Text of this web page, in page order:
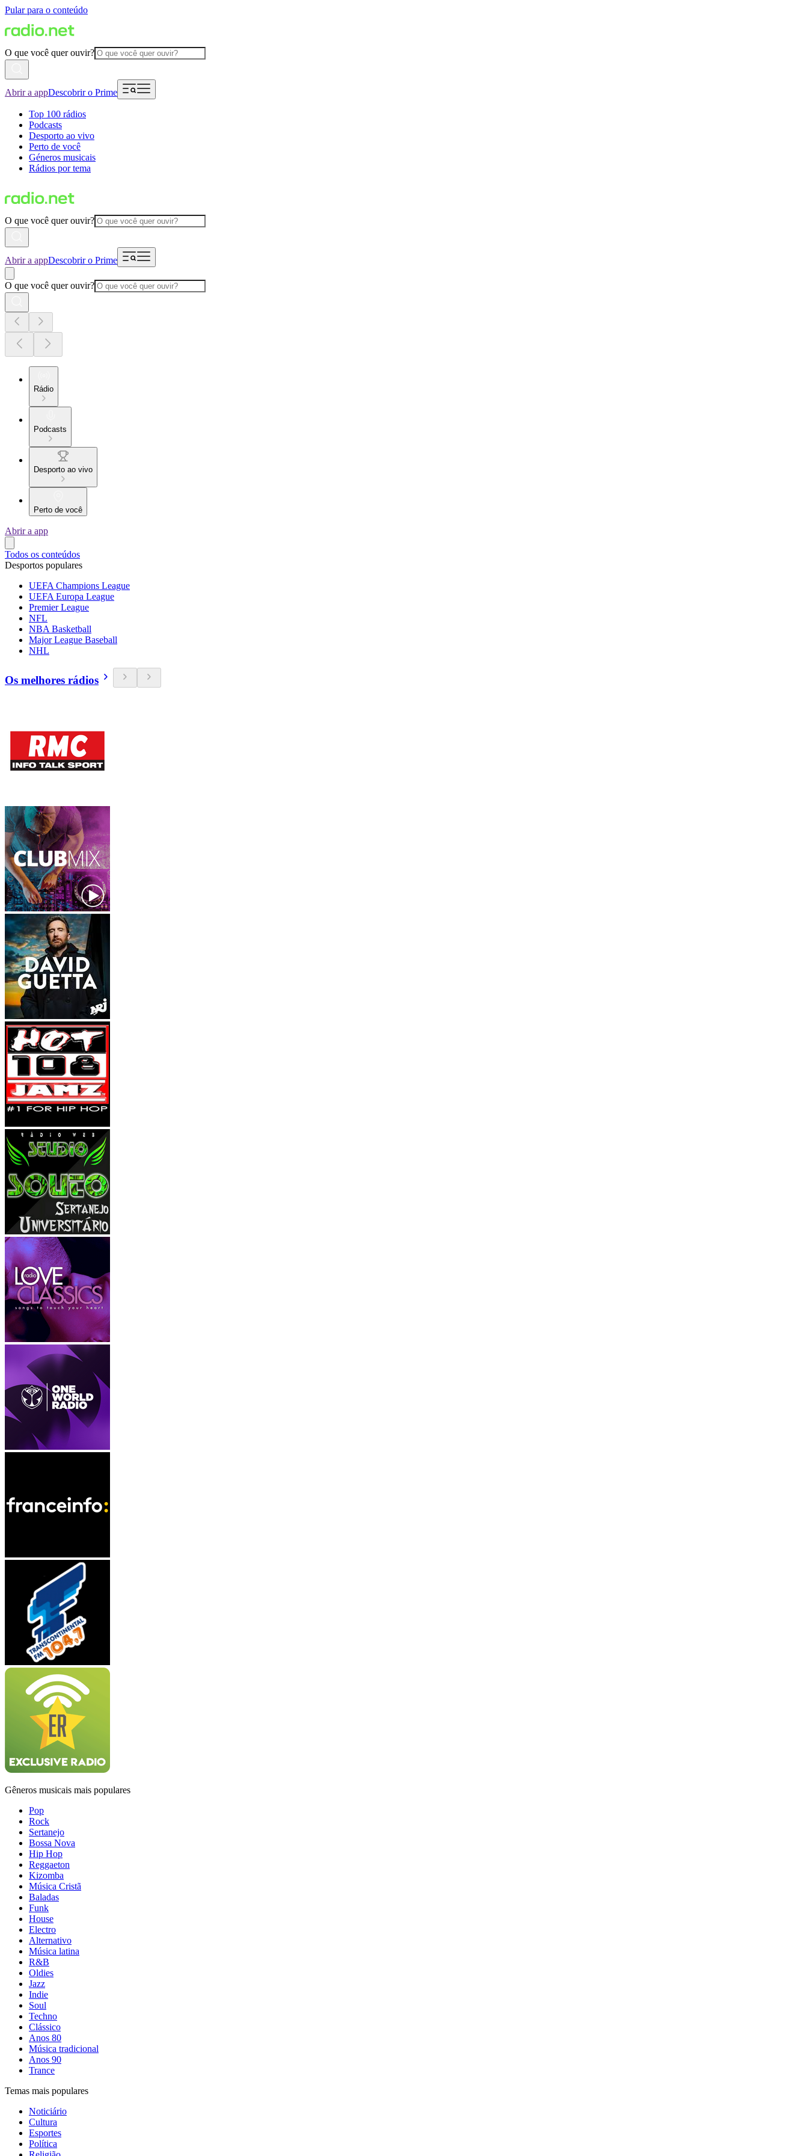
Pular para o conteúdo
O que você quer ouvir?
Abrir a appDescobrir o Prime
Top 100 rádios
Podcasts
Desporto ao vivo
Perto de você
Géneros musicais
Rádios por tema
O que você quer ouvir?
Abrir a appDescobrir o Prime
O que você quer ouvir?
Rádio
Podcasts
Desporto ao vivo
Perto de você
Abrir a app
Todos os conteúdos
Desportos populares
UEFA Champions League
UEFA Europa League
Premier League
NFL
NBA Basketball
Major League Baseball
NHL
Os melhores rádios
Gêneros musicais mais populares
Pop
Rock
Sertanejo
Bossa Nova
Hip Hop
Reggaeton
Kizomba
Música Cristã
Baladas
Funk
House
Electro
Alternativo
Música latina
R&B
Oldies
Jazz
Indie
Soul
Techno
Clássico
Anos 80
Música tradicional
Anos 90
Trance
Temas mais populares
Noticiário
Cultura
Esportes
Política